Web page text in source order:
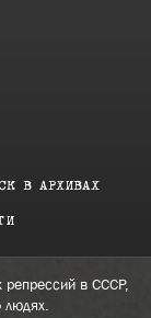
В АРХИВАХ
репрессий в СССР,
людях.